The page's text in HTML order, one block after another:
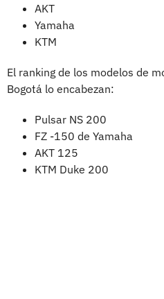
AKT
Yamaha
KTM
El ranking de los modelos de
Bogotá lo encabezan:
Pulsar NS 200
FZ -150 de Yamaha
AKT 125
KTM Duke 200